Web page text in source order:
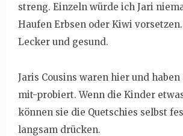
streng. Einzeln würde ich Jari
Haufen Erbsen oder Kiwi
Lecker und gesund.
Jaris Cousins waren hier und
mit-probiert. Wenn die Kinder
können sie die Quetschies selbst
langsam drücken.